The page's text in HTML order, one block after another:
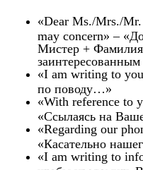
«Dear Ms./Mrs./
may concern» –
Мистер +
«I am writing to
по поводу…»
«With reference to
«Ссылаясь на
«Regarding our
«Касательно
«I am writing to